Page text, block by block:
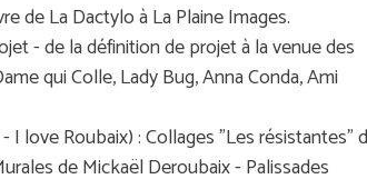
de La Dactylo à La Plaine Images.
- de la définition de projet à la venue des
qui Colle, Lady Bug, Anna Conda, Ami
I love Roubaix) : Collages "Les résistantes"
de Mickaël Deroubaix - Palissades